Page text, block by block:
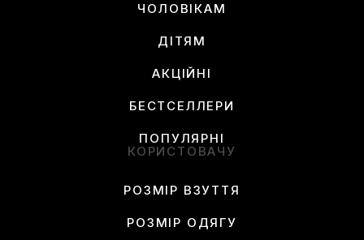
ЧОЛОВІКАМ
ДІТЯМ
АКЦІЙНІ
БЕСТСЕЛЛЕРИ
ПОПУЛЯРНІ
КОРИСТОВАЧУ
РОЗМІР ВЗУТТЯ
РОЗМІР ОДЯГУ